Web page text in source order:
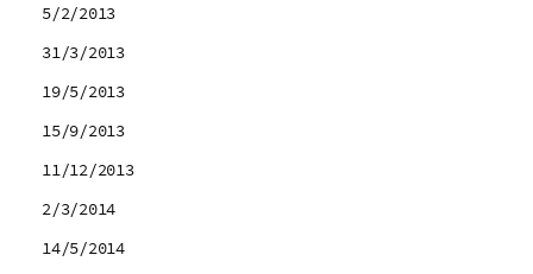
5/2/2013
31/3/2013
19/5/2013
15/9/2013
11/12/2013
2/3/2014
14/5/2014